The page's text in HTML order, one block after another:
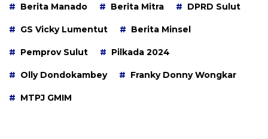
Berita Manado Berita Mitra DPRD Sulut
GS Vicky Lumentut Berita Minsel
Pemprov Sulut Pilkada 2024
Olly Dondokambey Franky Donny Wongkar
MTPJ GMIM